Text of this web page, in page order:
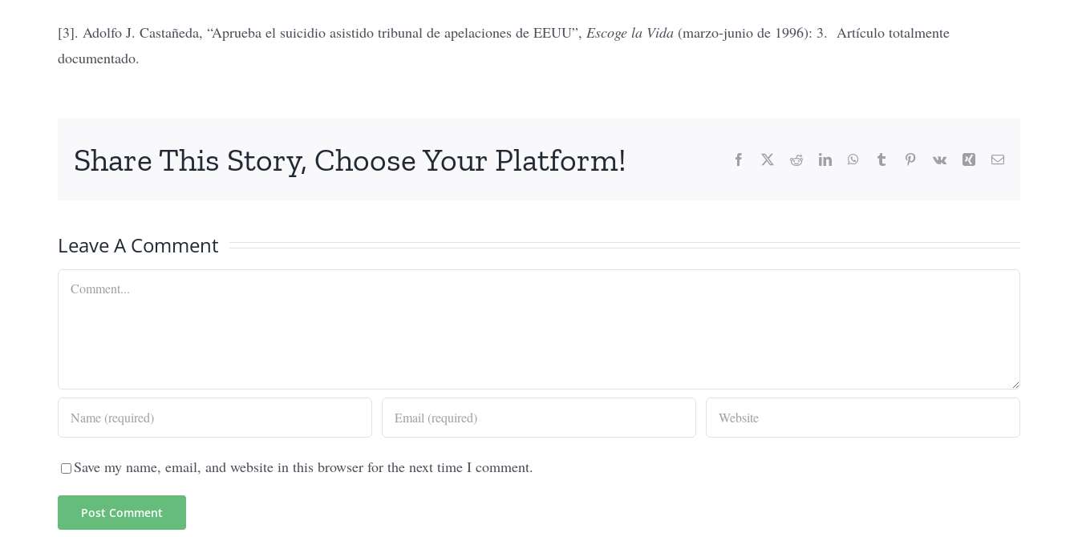
[3]. Adolfo J. Castañeda, “Aprueba el suicidio asistido tribunal de apelaciones de EEUU”, Escoge la Vida (marzo-junio de 1996): 3. Artículo totalmente
documentado.
Share This Story, Choose Your Platform! Facebook RedditLinkedInWhatsApp
Tumblr Pinterest
Vk Xing Email
Leave A Comment
Comment
Save my name, email, and website in this browser for the next time I comment.